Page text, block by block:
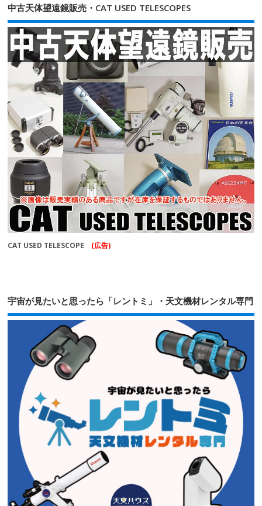
中古天体望遠鏡販売・CAT USED TELESCOPES
CAT USED TELESCOPE (広告)
宇宙が見たいと思ったら「レントミ」・天文機材レンタル専門